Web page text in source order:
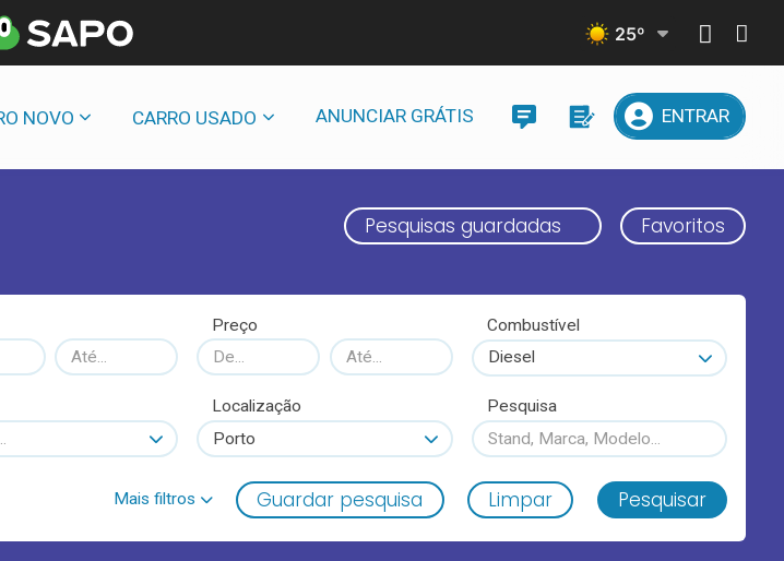
25º
NOVO CARRO USADO ANUNCIAR GRÁTIS ENTRAR
Pesquisas guardadas Favoritos
Preço
Combustível
Diesel
Localização
Porto
Pesquisa
Guardar pesquisa Limpar Pesquisar